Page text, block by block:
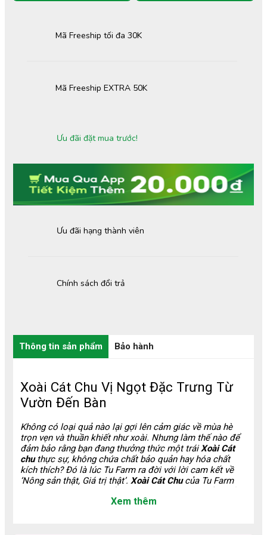
Mã Freeship EXTRA 50K
Mã Freeship tối đa 30K
Ưu đãi đặt mua trước!
Chính sách đổi trả
Ưu đãi hạng thành viên
Thông tin sản phẩm Bảo hành
Xoài Cát Chu Vị Ngọt Đặc Trưng Từ
Vườn Đến Bàn
Không có loại quả nào lại gợi lên cảm giác về mùa hè
trọn vẹn và thuần khiết như xoài. Nhưng làm thế nào để
đảm bảo rằng bạn đang thưởng thức một tráiXoài Cát
chuthực sự, không chứa chất bảo quản hay hóa chất
kích thích? Đó là lúc Tu Farm ra đời với lời cam kết về
‘Nông sản thật, Giá trị thật’. Xoài Cát Chucủa Tu Farm
vị ngọt thanh tan chảy chứ không gắt. Khác biệt lớn nhất
Xem thêm